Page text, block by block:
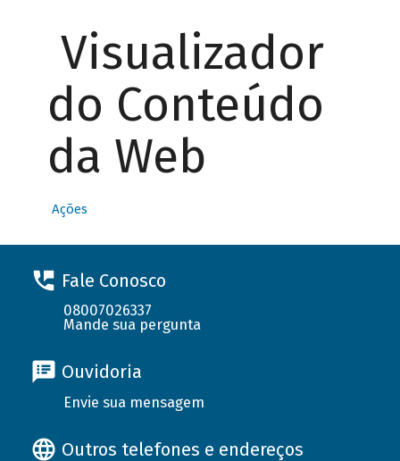
Visualizador
do Conteúdo
da Web
Ações
Fale Conosco
08007026337
Mande sua pergunta
Ouvidoria
Envie sua mensagem
Outros telefones e endereços